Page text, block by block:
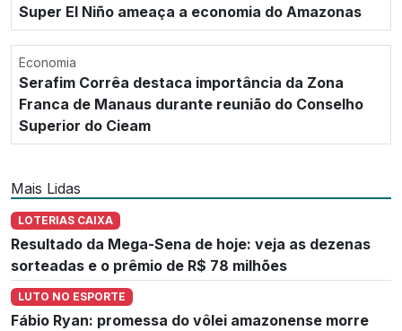
Super El Niño ameaça a economia do Amazonas
Economia
Serafim Corrêa destaca importância da Zona
Franca de Manaus durante reunião do Conselho
Superior do Cieam
Mais Lidas
LOTERIAS CAIXA
Resultado da Mega-Sena de hoje: veja as dezenas
sorteadas e o prêmio de R$ 78 milhões
LUTO NO ESPORTE
Fábio Ryan: promessa do vôlei amazonense morre